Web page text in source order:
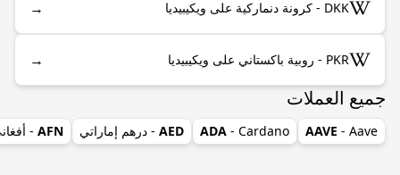
DKK - كرونة دنماركية على ويكيبيديا →
PKR - روبية باكستاني على ويكيبيديا →
جميع العملات
AAVE - Aave
ADA - Cardano
AED - درهم إماراتي AFN
-